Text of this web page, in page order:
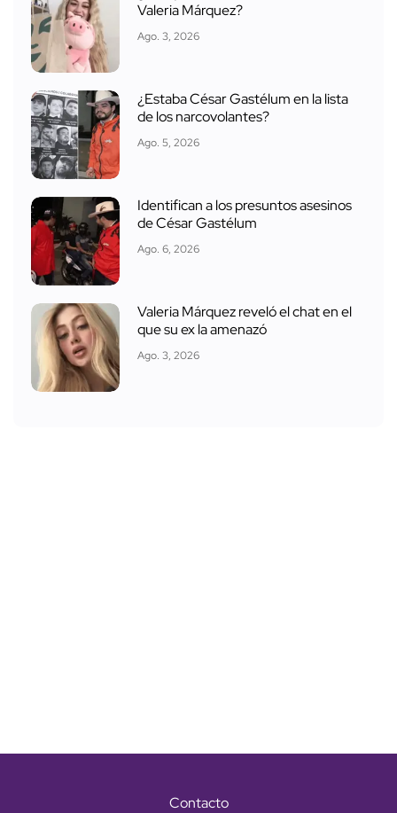
Valeria Márquez?
Ago. 3, 2026
¿Estaba César Gastélum en la lista
de los narcovolantes?
Ago. 5, 2026
Identifican a los presuntos asesinos
de César Gastélum
Ago. 6, 2026
Valeria Márquez reveló el chat en el
que su ex la amenazó
Ago. 3, 2026
Contacto